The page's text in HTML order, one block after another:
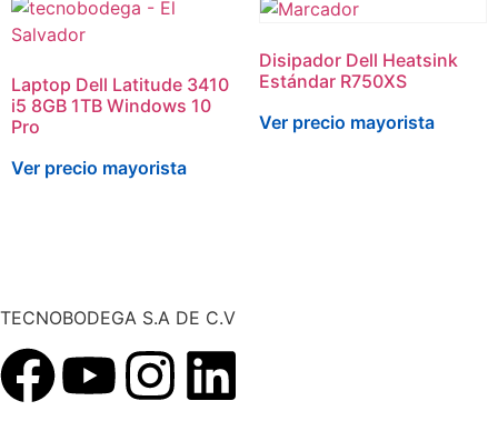
Laptop Dell Latitude 3410
i5 8GB 1TB Windows 10
Pro
Ver precio mayorista
Disipador Dell Heatsink
Estándar R750XS
Ver precio mayorista
TECNOBODEGA S.A DE C.V